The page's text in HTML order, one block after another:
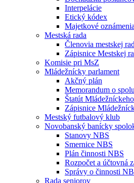
Interpelácie
Etický kódex
Majetkové oznámenia
Mestská rada
Členovia mestskej
Zápisnice Mestskej
Komisie pri MsZ
Mládežnícky parlament
Akčný plán
Memorandum o
Štatút
Zápisnice
Mestský futbalový klub
Novobanský banícky
Stanovy NBS
Smernice NBS
Plán činnosti NBS
Rozpočet a účtovná
Správy o činnosti
Rada seniorov